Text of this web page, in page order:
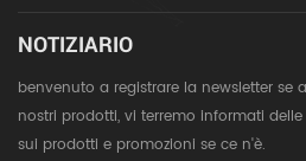
NOTIZIARIO
benvenuto a registrare la newsletter se
nostri prodotti, vi terremo informati
sui prodotti e promozioni se ce n'è.